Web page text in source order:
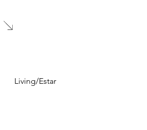
Living/Estar